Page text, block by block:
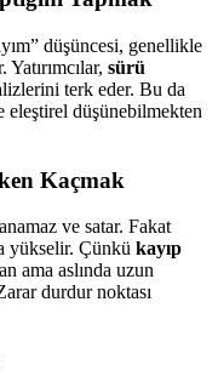
düşüncesi, genellikle
sürü
terk eder. Bu da
eleştirel düşünebilmekten
Kaçmak
ve satar. Fakat
yükselir. Çünkü kayıp
ama aslında uzun
durdur noktası